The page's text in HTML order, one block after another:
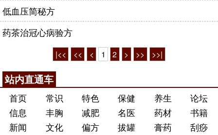
低血压简秘方
药茶治冠心病验方
|<< << < 1 2 > >> >>|
站内直通车
首页 常识 特色 保健 养生
论坛
信息
丰胸 减肥 名医 药材
书籍
新闻
文化 偏方 拔罐 膏药
刮痧